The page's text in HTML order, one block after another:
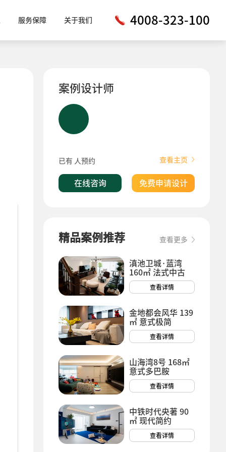
服务保障 关于我们 4008-323-100
案例设计师
已有 人预约 查看主页
在线咨询 免费申请设计
精品案例推荐 查看更多
滇池卫城·蓝湾
160㎡ 法式中古
查看详情
金地都会风华 139
㎡ 意式极简
查看详情
山海湾8号 168㎡
意式多巴胺
查看详情
中铁时代央著 90
㎡ 现代简约
查看详情